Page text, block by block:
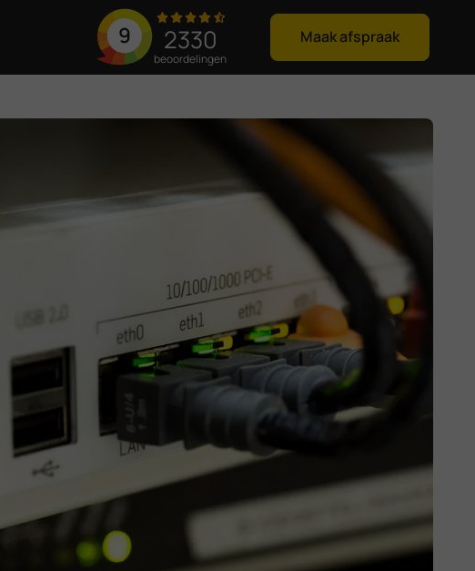
9 2330
beoordelingen
Maak afspraak